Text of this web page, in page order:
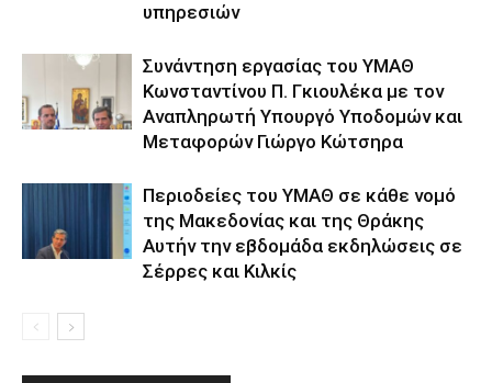
υπηρεσιών
Συνάντηση εργασίας του ΥΜΑΘ
Κωνσταντίνου Π. Γκιουλέκα με τον
Αναπληρωτή Υπουργό Υποδομών και
Μεταφορών Γιώργο Κώτσηρα
Περιοδείες του ΥΜΑΘ σε κάθε νομό
της Μακεδονίας και της Θράκης
Αυτήν την εβδομάδα εκδηλώσεις σε
Σέρρες και Κιλκίς